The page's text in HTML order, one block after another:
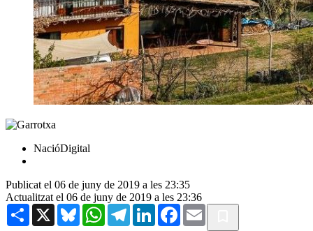
NacióDigital
Publicat el 06 de juny de 2019 a les 23:35
Actualitzat el 06 de juny de 2019 a les 23:36
Share X BlueskyWhatsAppTelegramLinkedInFacebook
Email